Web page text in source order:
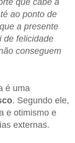
ao ponto de
a presente
de felicidade
conseguem
é uma
. Segundo ele,
e otimismo e
externas.